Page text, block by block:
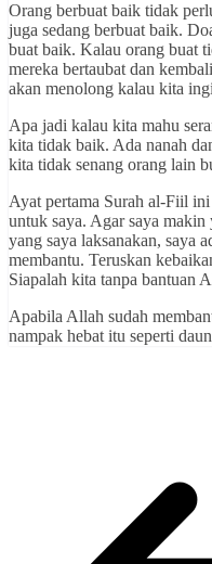
Orang berbuat baik tidak
juga sedang berbuat baik.
buat baik. Kalau orang buat
mereka bertaubat dan
akan menolong kalau kita
Apa jadi kalau kita mahu
kita tidak baik. Ada nanah
kita tidak senang orang lain
Ayat pertama Surah al-Fiil
untuk saya. Agar saya
yang saya laksanakan, saya
membantu. Teruskan
Siapalah kita tanpa bantuan
Apabila Allah sudah
nampak hebat itu seperti